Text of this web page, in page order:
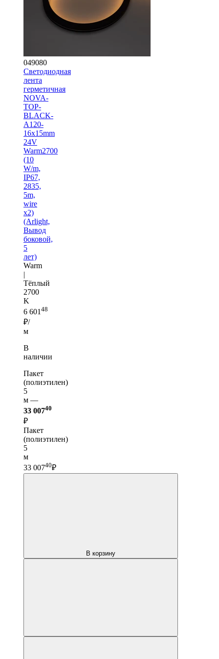
049080
Светодиодная
лента
герметичная
NOVA-
TOP-
BLACK-
A120-
16x15mm
24V
Warm2700
(10
W/m,
IP67,
2835,
5m,
wire
x2)
(Arlight,
Вывод
боковой,
5
лет)
Warm
|
Тёплый
2700
K
6 601 48
₽/
м
В
наличии
Пакет
(полиэтилен)
5
м —
33 00740
₽
Пакет
(полиэтилен)
5
м
33 00740₽
В корзину